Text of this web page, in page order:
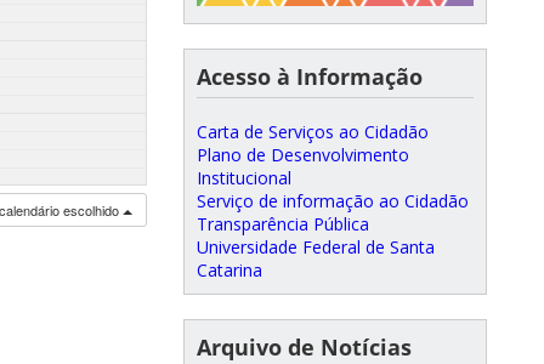
escolhido
Acesso à Informação
Carta de Serviços ao Cidadão
Plano de Desenvolvimento
Institucional
Serviço de informação ao Cidadão
Transparência Pública
Universidade Federal de Santa
Catarina
Arquivo de Notícias